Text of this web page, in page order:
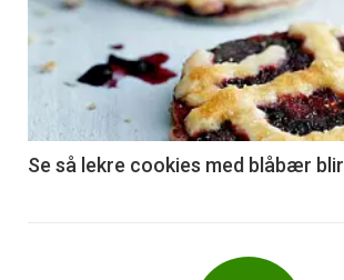
akkurat
nå
6
Se så lekre cookies med blåbær blir